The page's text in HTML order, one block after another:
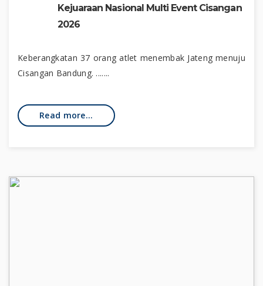
Kejuaraan Nasional Multi Event Cisangan
2026
Keberangkatan 37 orang atlet menembak Jateng menuju
Cisangan Bandung. .......
Read more...